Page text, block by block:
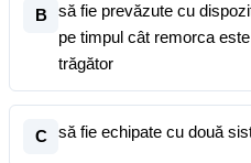
B
să fie prevăzute cu
pe timpul cât remorca
trăgător
C să fie echipate cu două